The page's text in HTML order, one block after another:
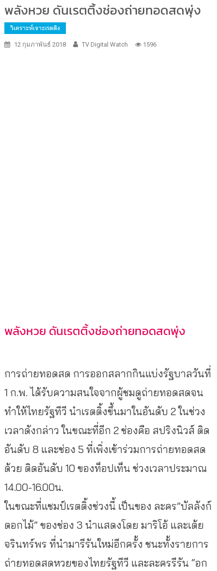
พลังหวย ดันเรตติ้งช่องถ่ายทอดสดพุ่ง
วิเคราะห์เจาะเรตติง
12 กุมภาพันธ์ 2018 TV Digital Watch 1596
พลังหวย ดันเรตติ้งช่องถ่ายทอดสดพุ่ง
การถ่ายทอดสด การออกสลากกินแบ่งรัฐบาลวันที่
1 ก.พ. ได้รับความสนใจจากผู้ชมดูถ่ายทอดสดจน
ทำให้ไทยรัฐทีวี นำเรตติ้งขึ้นมาในอันดับ 2 ในช่วง
เวลาดังกล่าว ในขณะที่อีก 2 ช่องคือ สปริงนิวส์ ติด
อันดับ 8 และช่อง 5 ที่เพิ่งเข้าร่วมการถ่ายทอดสด
ด้วย ติดอันดับ 10 ของท็อปเท็น ช่วงเวลาประมาณ
14.00-16.00น.
ในขณะที่แชมป์เรตติ้งช่วงนี้ เป็นของ ละคร”บัลลังก์
ดอกไม้” ของช่อง 3 นำแสดงโดย มาริโอ้ และเต้ย
จรินทร์พร ที่นำมารีรันใหม่อีกครั้ง ชนะทั้งรายการ
ถ่ายทอดสดหวยของไทยรัฐทีวี และละครรีรัน “อก